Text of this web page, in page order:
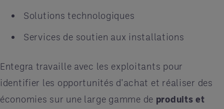
Solutions technologiques
Services de soutien aux installations
Entegra travaille avec les exploitants pour
identifier les opportunités d'achat et réaliser des
économies sur une large gamme de produits et